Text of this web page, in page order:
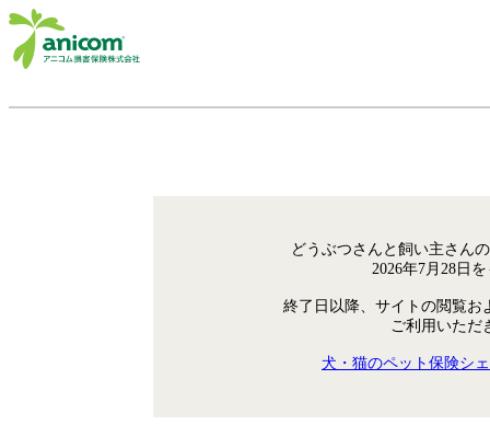
どうぶつさんと飼い主さん
2026年7月28日
終了日以降、サイトの閲覧お
ご利用いただ
犬・猫のペット保険シ